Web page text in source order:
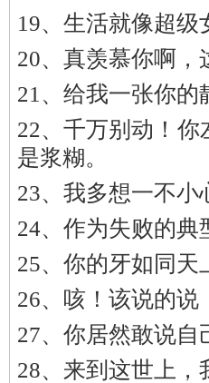
19、生活就像超
20、真羡慕你啊
21、给我一张你的
22、千万别动！
是浆糊。
23、我多想一不小
24、作为失败的典
25、你的牙如同
26、咳！该说的说
27、你居然敢说
28、来到这世上，